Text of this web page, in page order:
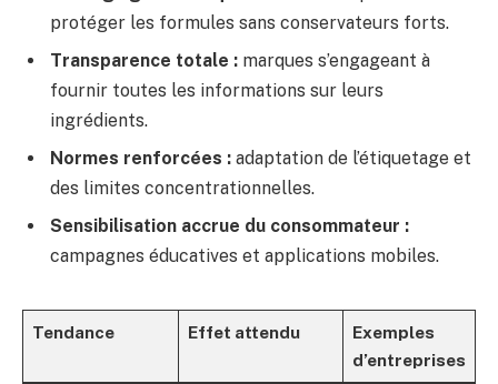
protéger les formules sans conservateurs forts.
Transparence totale : marques s’engageant à
fournir toutes les informations sur leurs
ingrédients.
Normes renforcées : adaptation de l’étiquetage et
des limites concentrationnelles.
Sensibilisation accrue du consommateur :
campagnes éducatives et applications mobiles.
Tendance Effet attendu
Exemples
d’entreprises